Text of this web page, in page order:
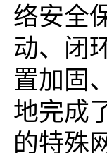
络安全
动、闭
置加固
地完成
的特殊